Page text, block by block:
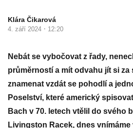
Klára Čikarová
4. září 2024 · 12:20
Nebát se vybočovat z řady,
průměrností a mít odvahu jít si za
znamenat vzdát se pohodlí a
Poselství, které americký
Bach v 70. letech vtělil do svého
Livingston Racek, dnes